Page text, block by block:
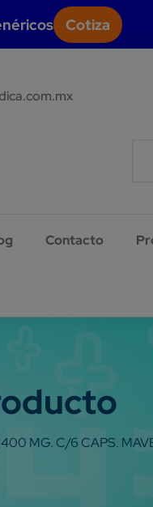
Cotiza
Us
Contacto
MG. C/6 CAPS.